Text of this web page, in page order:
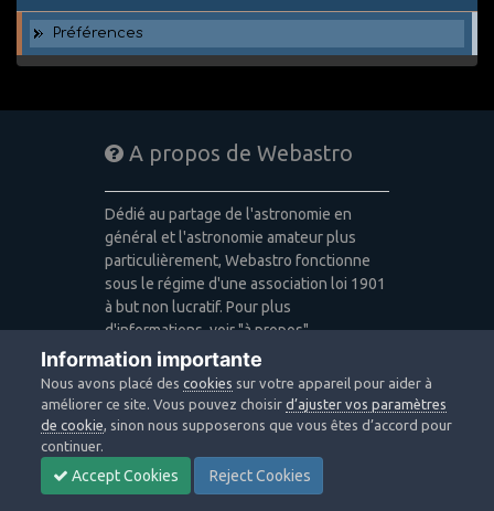
Préférences
A propos de Webastro
Dédié au partage de l'astronomie en
général et l'astronomie amateur plus
particulièrement, Webastro fonctionne
sous le régime d'une association loi 1901
à but non lucratif. Pour plus
d'informations, voir "à propos".
Publicité: pas de publicité
Icons made byFreepik,Alessio Atzeni,
Pixel Buddha,Icon Pondfrom
www.flaticon.comis licensed by CC 3.0
BY
Design images: Courtesy NASA/JPL-
Information importante
Nous avons placé descookies sur votre appareil pour aider à
améliorer ce site. Vous pouvez choisird’ajuster vos paramètres
de cookie, sinon nous supposerons que vous êtes d’accord pour
continuer.
Accept Cookies Reject Cookies